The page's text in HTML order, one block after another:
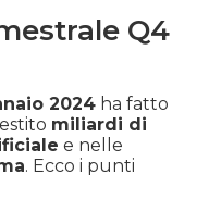
Q4
2024 ha fatto
miliardi di
e nelle
. Ecco i punti